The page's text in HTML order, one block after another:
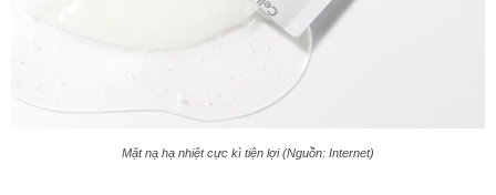
Mặt nạ hạ nhiệt cực kì tiện lợi (Nguồn: Internet)